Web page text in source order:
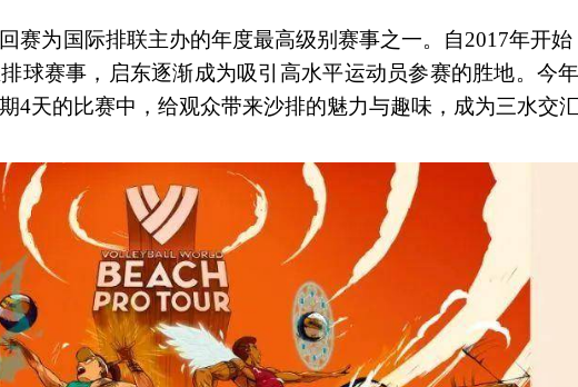
赛为国际排联主办的年度最高级别赛事之一。自2017年开
球赛事，启东逐渐成为吸引高水平运动员参赛的胜地。今
4天的比赛中，给观众带来沙排的魅力与趣味，成为三水交